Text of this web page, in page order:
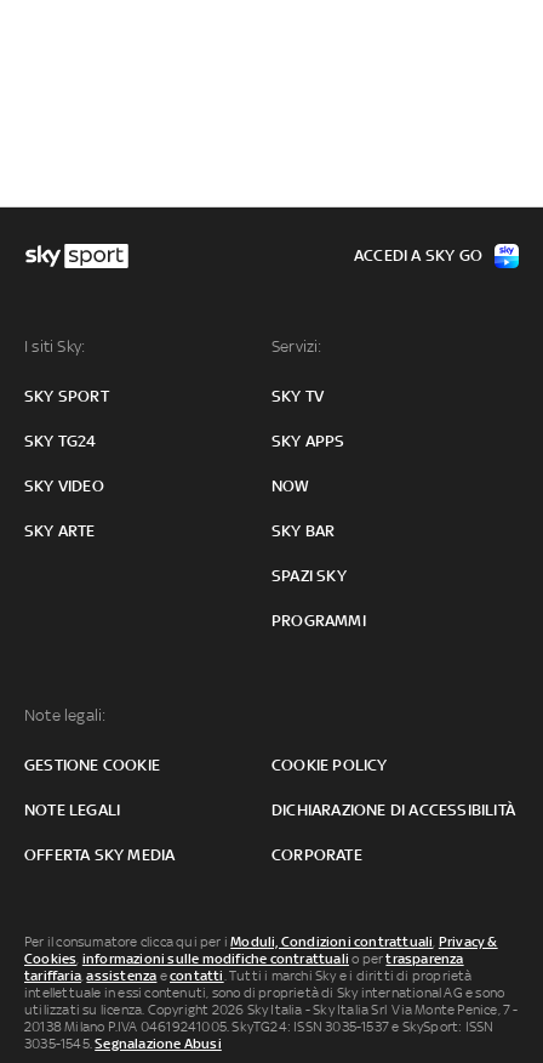
I siti Sky:
SKY SPORT
SKY TG24
SKY VIDEO
SKY ARTE
Servizi:
SKY TV
SKY APPS
NOW
SKY BAR
SPAZI SKY
PROGRAMMI
Note legali:
GESTIONE COOKIE COOKIE POLICY
NOTE LEGALI DICHIARAZIONE DI ACCESSIBILITÀ
OFFERTA SKY MEDIA CORPORATE
ACCEDI A SKY GO
Per il consumatore clicca qui per iModuli, Condizioni contrattuali Privacy &
Cookies informazioni sulle modifiche contrattuali o pertrasparenza
tariffaria ,assistenza econtatti . Tutti i marchi Sky e i diritti di proprietà
intellettuale in essi contenuti, sono di proprietà di Sky international AG e sono
utilizzati su licenza. Copyright 2026 Sky Italia - Sky Italia Srl Via Monte Penice, 7 -
20138 Milano P.IVA 04619241005. SkyTG24: ISSN 3035-1537 e SkySport: ISSN
3035-1545.Segnalazione Abusi